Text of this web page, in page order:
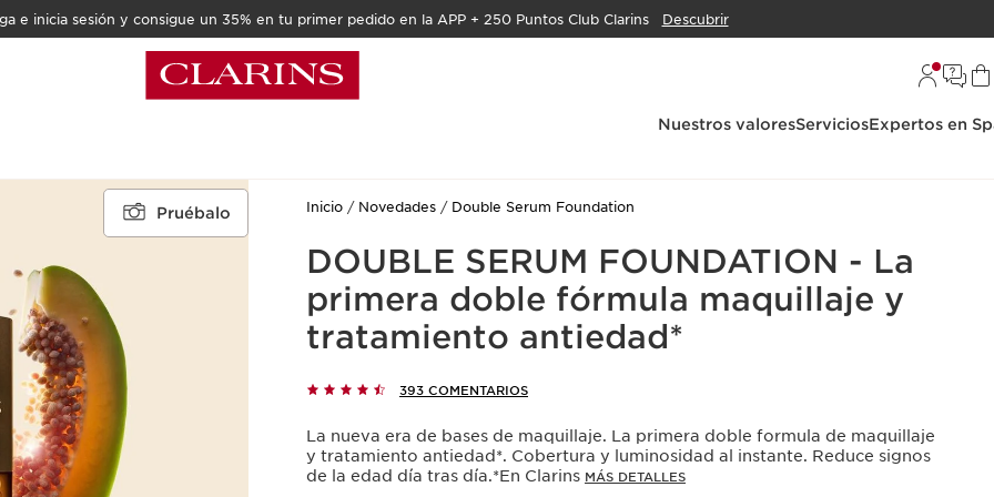
e inicia sesión y consigue un 35% en tu primer pedido en la APP + 250 Puntos Club Clarins Descubrir
Nuestros valoresServiciosExpertos en
Pruébalo Inicio Novedades Double Serum Foundation
DOUBLE SERUM FOUNDATION - La
primera doble fórmula maquillaje y
tratamiento antiedad*
393 COMENTARIOS
La nueva era de bases de maquillaje. La primera doble formula de maquillaje
y tratamiento antiedad*. Cobertura y luminosidad al instante. Reduce signos
de la edad día tras día.*En Clarins MÁS DETALLES